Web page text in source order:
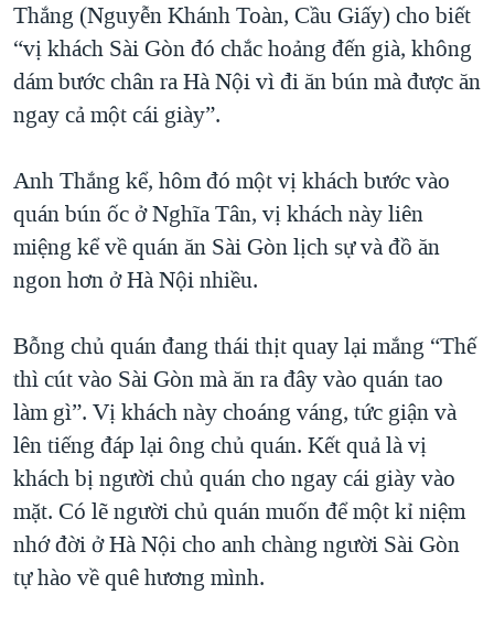
Thắng (Nguyễn Khánh Toàn, Cầu Giấy) cho biết
“vị khách Sài Gòn đó chắc hoảng đến già, không
dám bước chân ra Hà Nội vì đi ăn bún mà được ăn
ngay cả một cái giày”.
Anh Thắng kể, hôm đó một vị khách bước vào
quán bún ốc ở Nghĩa Tân, vị khách này liên
miệng kể về quán ăn Sài Gòn lịch sự và đồ ăn
ngon hơn ở Hà Nội nhiều.
Bỗng chủ quán đang thái thịt quay lại mắng “Thế
thì cút vào Sài Gòn mà ăn ra đây vào quán tao
làm gì”. Vị khách này choáng váng, tức giận và
lên tiếng đáp lại ông chủ quán. Kết quả là vị
khách bị người chủ quán cho ngay cái giày vào
mặt. Có lẽ người chủ quán muốn để một kỉ niệm
nhớ đời ở Hà Nội cho anh chàng người Sài Gòn
tự hào về quê hương mình.